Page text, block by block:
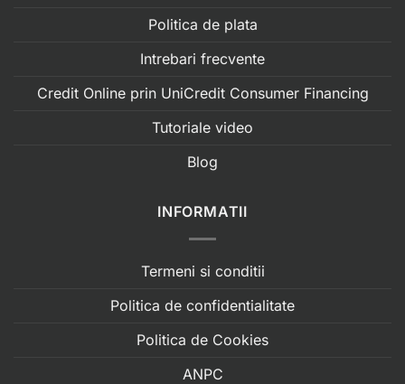
Politica de plata
Intrebari frecvente
Credit Online prin UniCredit Consumer Financing
Tutoriale video
Blog
INFORMATII
Termeni si conditii
Politica de confidentialitate
Politica de Cookies
ANPC